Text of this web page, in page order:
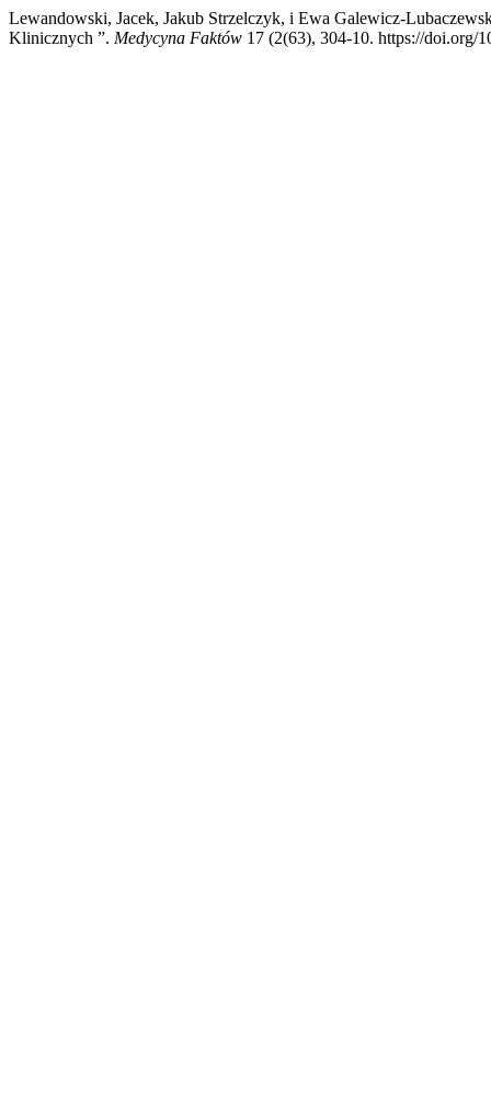
Lewandowski, Jacek, Jakub Strzelczyk, i Ewa Galewicz-
Klinicznych ”. Medycyna Faktów 17 (2(63), 304-10. https://doi.org/